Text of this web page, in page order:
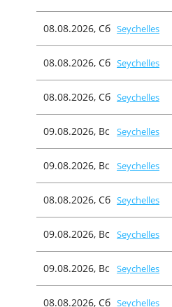
08.08.2026, Сб Seychelles
08.08.2026, Сб Seychelles
08.08.2026, Сб Seychelles
09.08.2026, Вс Seychelles
09.08.2026, Вс Seychelles
08.08.2026, Сб Seychelles
09.08.2026, Вс Seychelles
09.08.2026, Вс Seychelles
08.08.2026, Сб Seychelles